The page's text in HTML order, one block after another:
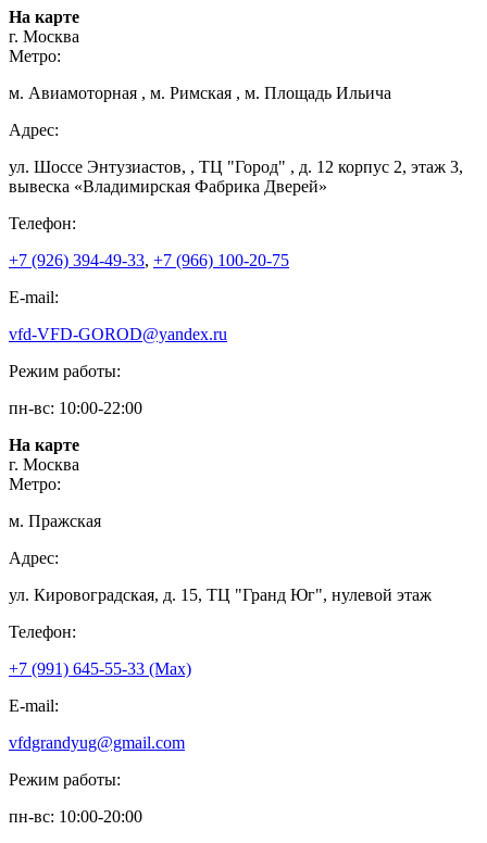
На карте
г. Москва
Метро:
м. Авиамоторная , м. Римская , м. Площадь Ильича
Адрес:
ул. Шоссе Энтузиастов, , ТЦ "Город" , д. 12 корпус 2, этаж 3,
вывеска «Владимирская Фабрика Дверей»
Телефон:
+7 (926) 394-49-33, +7 (966) 100-20-75
E-mail:
vfd-VFD-GOROD@yandex.ru
Режим работы:
пн-вс: 10:00-22:00
На карте
г. Москва
Метро:
м. Пражская
Адрес:
ул. Кировоградская, д. 15, ТЦ "Гранд Юг", нулевой этаж
Телефон:
+7 (991) 645-55-33 (Мах)
E-mail:
vfdgrandyug@gmail.com
Режим работы:
пн-вс: 10:00-20:00